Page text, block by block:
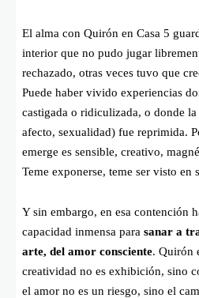
El alma con Quirón en Casa 5
interior que no pudo jugar
rechazado, otras veces tuvo que
Puede haber vivido experiencias
castigada o ridiculizada, o donde
afecto, sexualidad) fue reprimida.
emerge es sensible, creativo,
Teme exponerse, teme ser visto en
Y sin embargo, en esa contención
capacidad inmensa para sanar a
arte, del amor consciente. Quirón
creatividad no es exhibición, sino
el amor no es un riesgo, sino el